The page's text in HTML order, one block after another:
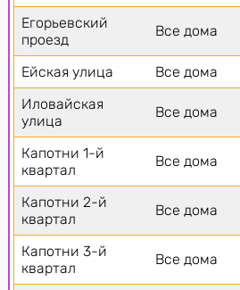
Егорьевский
проезд
Все дома
Ейская улица Все дома
Иловайская
улица
Все дома
Капотни 1-й
квартал
Все дома
Капотни 2-й
квартал
Все дома
Капотни 3-й
квартал
Все дома